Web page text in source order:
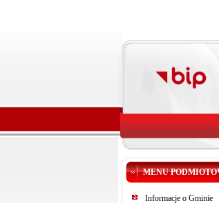
MENU
Informacje o Gminie